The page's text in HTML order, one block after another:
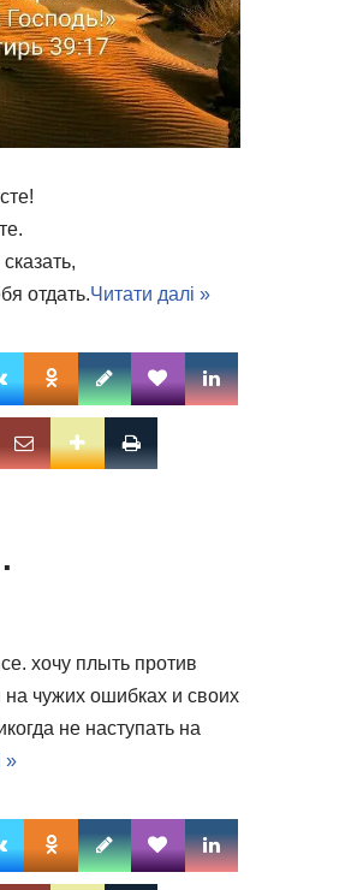
отдать.Читати далі »
хочу плыть против
на чужих ошибках и своих
не наступать на
»